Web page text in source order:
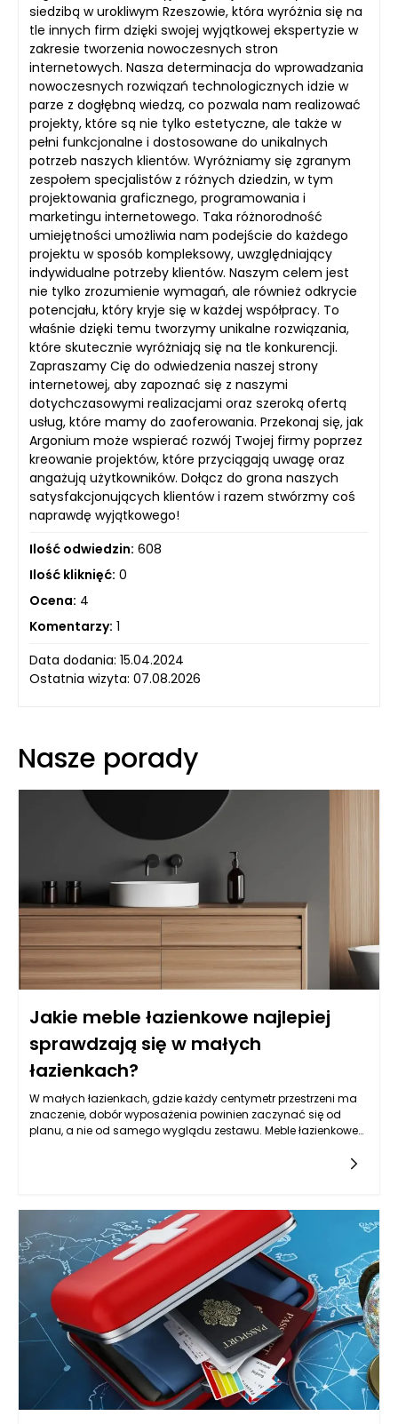
siedzibą w urokliwym Rzeszowie, która wyróżnia się na
tle innych firm dzięki swojej wyjątkowej ekspertyzie w
zakresie tworzenia nowoczesnych stron
internetowych. Nasza determinacja do wprowadzania
nowoczesnych rozwiązań technologicznych idzie w
parze z dogłębną wiedzą, co pozwala nam realizować
projekty, które są nie tylko estetyczne, ale także w
pełni funkcjonalne i dostosowane do unikalnych
potrzeb naszych klientów. Wyróżniamy się zgranym
zespołem specjalistów z różnych dziedzin, w tym
projektowania graficznego, programowania i
marketingu internetowego. Taka różnorodność
umiejętności umożliwia nam podejście do każdego
projektu w sposób kompleksowy, uwzględniający
indywidualne potrzeby klientów. Naszym celem jest
nie tylko zrozumienie wymagań, ale również odkrycie
potencjału, który kryje się w każdej współpracy. To
właśnie dzięki temu tworzymy unikalne rozwiązania,
które skutecznie wyróżniają się na tle konkurencji.
Zapraszamy Cię do odwiedzenia naszej strony
internetowej, aby zapoznać się z naszymi
dotychczasowymi realizacjami oraz szeroką ofertą
usług, które mamy do zaoferowania. Przekonaj się, jak
Argonium może wspierać rozwój Twojej firmy poprzez
kreowanie projektów, które przyciągają uwagę oraz
angażują użytkowników. Dołącz do grona naszych
satysfakcjonujących klientów i razem stwórzmy coś
naprawdę wyjątkowego!
Ilość odwiedzin: 608
Ilość kliknięć: 0
Ocena: 4
Komentarzy: 1
Data dodania: 15.04.2024
Ostatnia wizyta: 07.08.2026
Nasze porady
Jakie meble łazienkowe najlepiej
sprawdzają się w małych
łazienkach?
W małych łazienkach, gdzie każdy centymetr przestrzeni ma
znaczenie, dobór wyposażenia powinien zaczynać się od
planu, a nie od samego wyglądu zestawu. Meble łazienkowe
warto sprawdzić, gdzie faktycznie możesz stanąć, jak szeroko
otwiera się kabina, czy przy umywalce jest miejsce na
wygodne schylenie się i czy przejście nie będzie blokowane
przez wystające fronty. W tej skali nawet kilka centymetrów
różnicy w głębokości potrafi zmienić komfort użytkowania.
Meble łazienkowe powinny też rozwiązywać typowy problem
małej przestrzeni, czyli „nadmiar drobiazgów na wierzchu”. Im
lepiej zaprojektowane przechowywanie, tym mniej rzeczy stoi
na blacie, a łazienka wygląda na większą, czystszą i
spokojniejszą w odbiorze. W zamkniętych przestrzeniach
najlepiej sprawdzają się rozwiązania lekkie wizualnie, z
prostymi liniami, ale też praktyczne: łatwe do mycia, odporne
na wilgoć i takie, które pozwalają zachować porządek bez